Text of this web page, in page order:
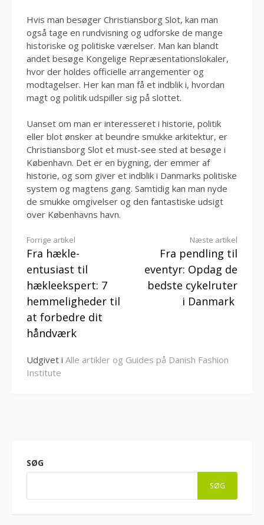
Hvis man besøger Christiansborg Slot, kan man
også tage en rundvisning og udforske de mange
historiske og politiske værelser. Man kan blandt
andet besøge Kongelige Repræsentationslokaler,
hvor der holdes officielle arrangementer og
modtagelser. Her kan man få et indblik i, hvordan
magt og politik udspiller sig på slottet.
Uanset om man er interesseret i historie, politik
eller blot ønsker at beundre smukke arkitektur, er
Christiansborg Slot et must-see sted at besøge i
København. Det er en bygning, der emmer af
historie, og som giver et indblik i Danmarks politiske
system og magtens gang. Samtidig kan man nyde
de smukke omgivelser og den fantastiske udsigt
over Københavns havn.
Læs
videre
Forrige artikel
Fra hækle-
entusiast til
hækleekspert: 7
hemmeligheder til
at forbedre dit
håndværk
Næste artikel
Fra pendling til
eventyr: Opdag de
bedste cykelruter
i Danmark
Udgivet i Alle artikler og Guides på Danish Fashion
Institute
SØG
SØG